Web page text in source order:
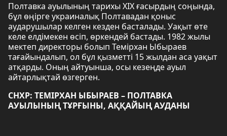
Полтавка ауылының тарихы XIX ғасырдың соңында,
бұл өңірге украиналық Полтавадан қоныс
аударушылар келген кезден басталады. Уақыт өте
келе елдімекен өсіп, өркендей бастады. 1982 жылы
мектеп директоры болып Темірхан Ыбыраев
тағайындалып, ол бұл қызметті 15 жылдан аса уақыт
атқарды. Оның айтуынша, осы кезеңде ауыл
айтарлықтай өзгерген.
СНХР: ТЕМІРХАН ЫБЫРАЕВ – ПОЛТАВКА
АУЫЛЫНЫҢ ТҰРҒЫНЫ, АҚҚАЙЫҢ АУДАНЫ